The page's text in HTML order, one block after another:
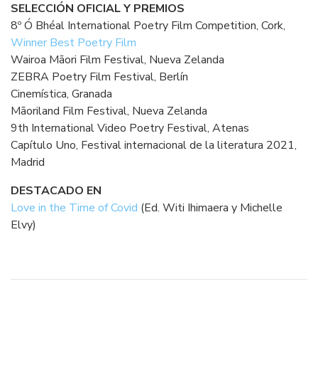
SELECCIÓN OFICIAL Y PREMIOS
8º Ó Bhéal International Poetry Film Competition, Cork,
Winner Best Poetry Film
Wairoa Māori Film Festival, Nueva Zelanda
ZEBRA Poetry Film Festival, Berlín
Cinemística, Granada
Māoriland Film Festival, Nueva Zelanda
9th International Video Poetry Festival, Atenas
Capítulo Uno, Festival internacional de la literatura 2021,
Madrid
DESTACADO EN
Love in the Time of Covid (Ed. Witi Ihimaera y Michelle
Elvy)